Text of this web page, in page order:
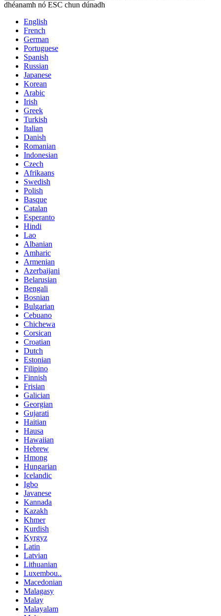
dhéanamh nó ESC chun dúnadh
English
French
German
Portuguese
Spanish
Russian
Japanese
Korean
Arabic
Irish
Greek
Turkish
Italian
Danish
Romanian
Indonesian
Czech
Afrikaans
Swedish
Polish
Basque
Catalan
Esperanto
Hindi
Lao
Albanian
Amharic
Armenian
Azerbaijani
Belarusian
Bengali
Bosnian
Bulgarian
Cebuano
Chichewa
Corsican
Croatian
Dutch
Estonian
Filipino
Finnish
Frisian
Galician
Georgian
Gujarati
Haitian
Hausa
Hawaiian
Hebrew
Hmong
Hungarian
Icelandic
Igbo
Javanese
Kannada
Kazakh
Khmer
Kurdish
Kyrgyz
Latin
Latvian
Lithuanian
Luxembou..
Macedonian
Malagasy
Malay
Malayalam